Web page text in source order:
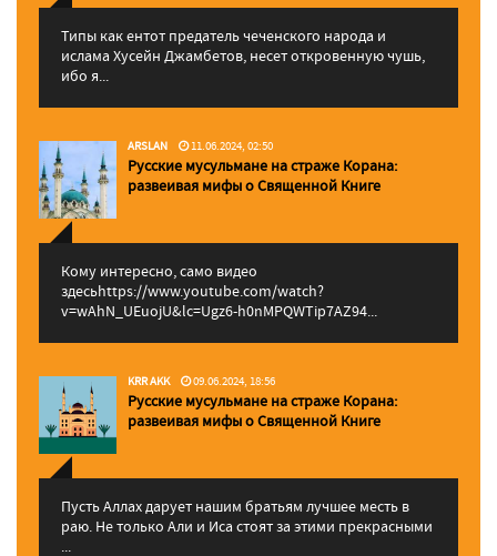
Типы как ентот предатель чеченского народа и
ислама Хусейн Джамбетов, несет откровенную чушь,
ибо я...
ARSLAN 11.06.2024, 02:50
Русские мусульмане на страже Корана:
pазвеивая мифы о Священной Книге
Кому интересно, само видео
здесьhttps://www.youtube.com/watch?
v=wAhN_UEuojU&lc=Ugz6-h0nMPQWTip7AZ94...
KRR AKK 09.06.2024, 18:56
Русские мусульмане на страже Корана:
pазвеивая мифы о Священной Книге
Пусть Аллах дарует нашим братьям лучшее месть в
раю. Не только Али и Иса стоят за этими прекрасными
...